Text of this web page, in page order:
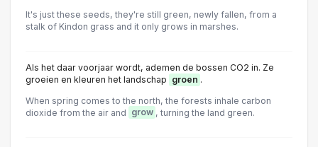
It's just these seeds, they're still green, newly fallen, from a
stalk of Kindon grass and it only grows in marshes.
Als het daar voorjaar wordt, ademen de bossen CO2 in. Ze
groeien en kleuren het landschap groen .
When spring comes to the north, the forests inhale carbon
dioxide from the air and grow , turning the land green.